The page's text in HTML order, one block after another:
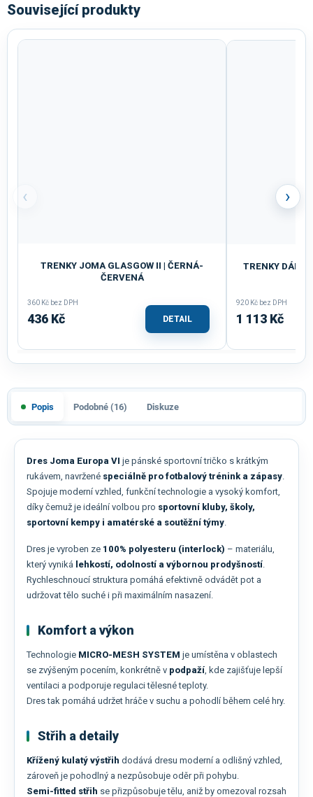
Související produkty
‹
TRENKY JOMA GLASGOW II | ČERNÁ-
ČERVENÁ
360 Kč bez DPH
436 Kč DETAIL
TRENKY
920 Kč bez DPH
1 113 Kč
›
Popis Podobné (16) Diskuze
Dres Joma Europa VI je pánské sportovní tričko s krátkým
rukávem, navržené speciálně pro fotbalový trénink a zápasy.
Spojuje moderní vzhled, funkční technologie a vysoký komfort,
díky čemuž je ideální volbou pro sportovní kluby, školy,
sportovní kempy i amatérské a soutěžní týmy.
Dres je vyroben ze 100% polyesteru (interlock) – materiálu,
který vyniká lehkostí, odolností a výbornou prodyšností.
Rychleschnoucí struktura pomáhá efektivně odvádět pot a
udržovat tělo suché i při maximálním nasazení.
Komfort a výkon
Technologie MICRO-MESH SYSTEM je umístěna v oblastech
se zvýšeným pocením, konkrétně v podpaží, kde zajišťuje lepší
ventilaci a podporuje regulaci tělesné teploty.
Dres tak pomáhá udržet hráče v suchu a pohodlí během celé hry.
Střih a detaily
Křížený kulatý výstřih dodává dresu moderní a odlišný vzhled,
zároveň je pohodlný a nezpůsobuje oděr při pohybu.
Semi-fitted střih se přizpůsobuje tělu, aniž by omezoval rozsah